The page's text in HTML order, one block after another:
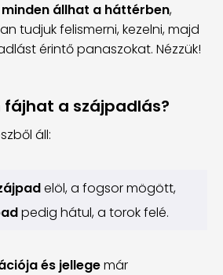
állhat a háttérben,
tudjuk felismerni, kezelni, majd
érintő panaszokat. Nézzük!
fájhat a szájpadlás?
áll:
elöl, a fogsor mögött,
pedig hátul, a torok felé.
és jellegemár